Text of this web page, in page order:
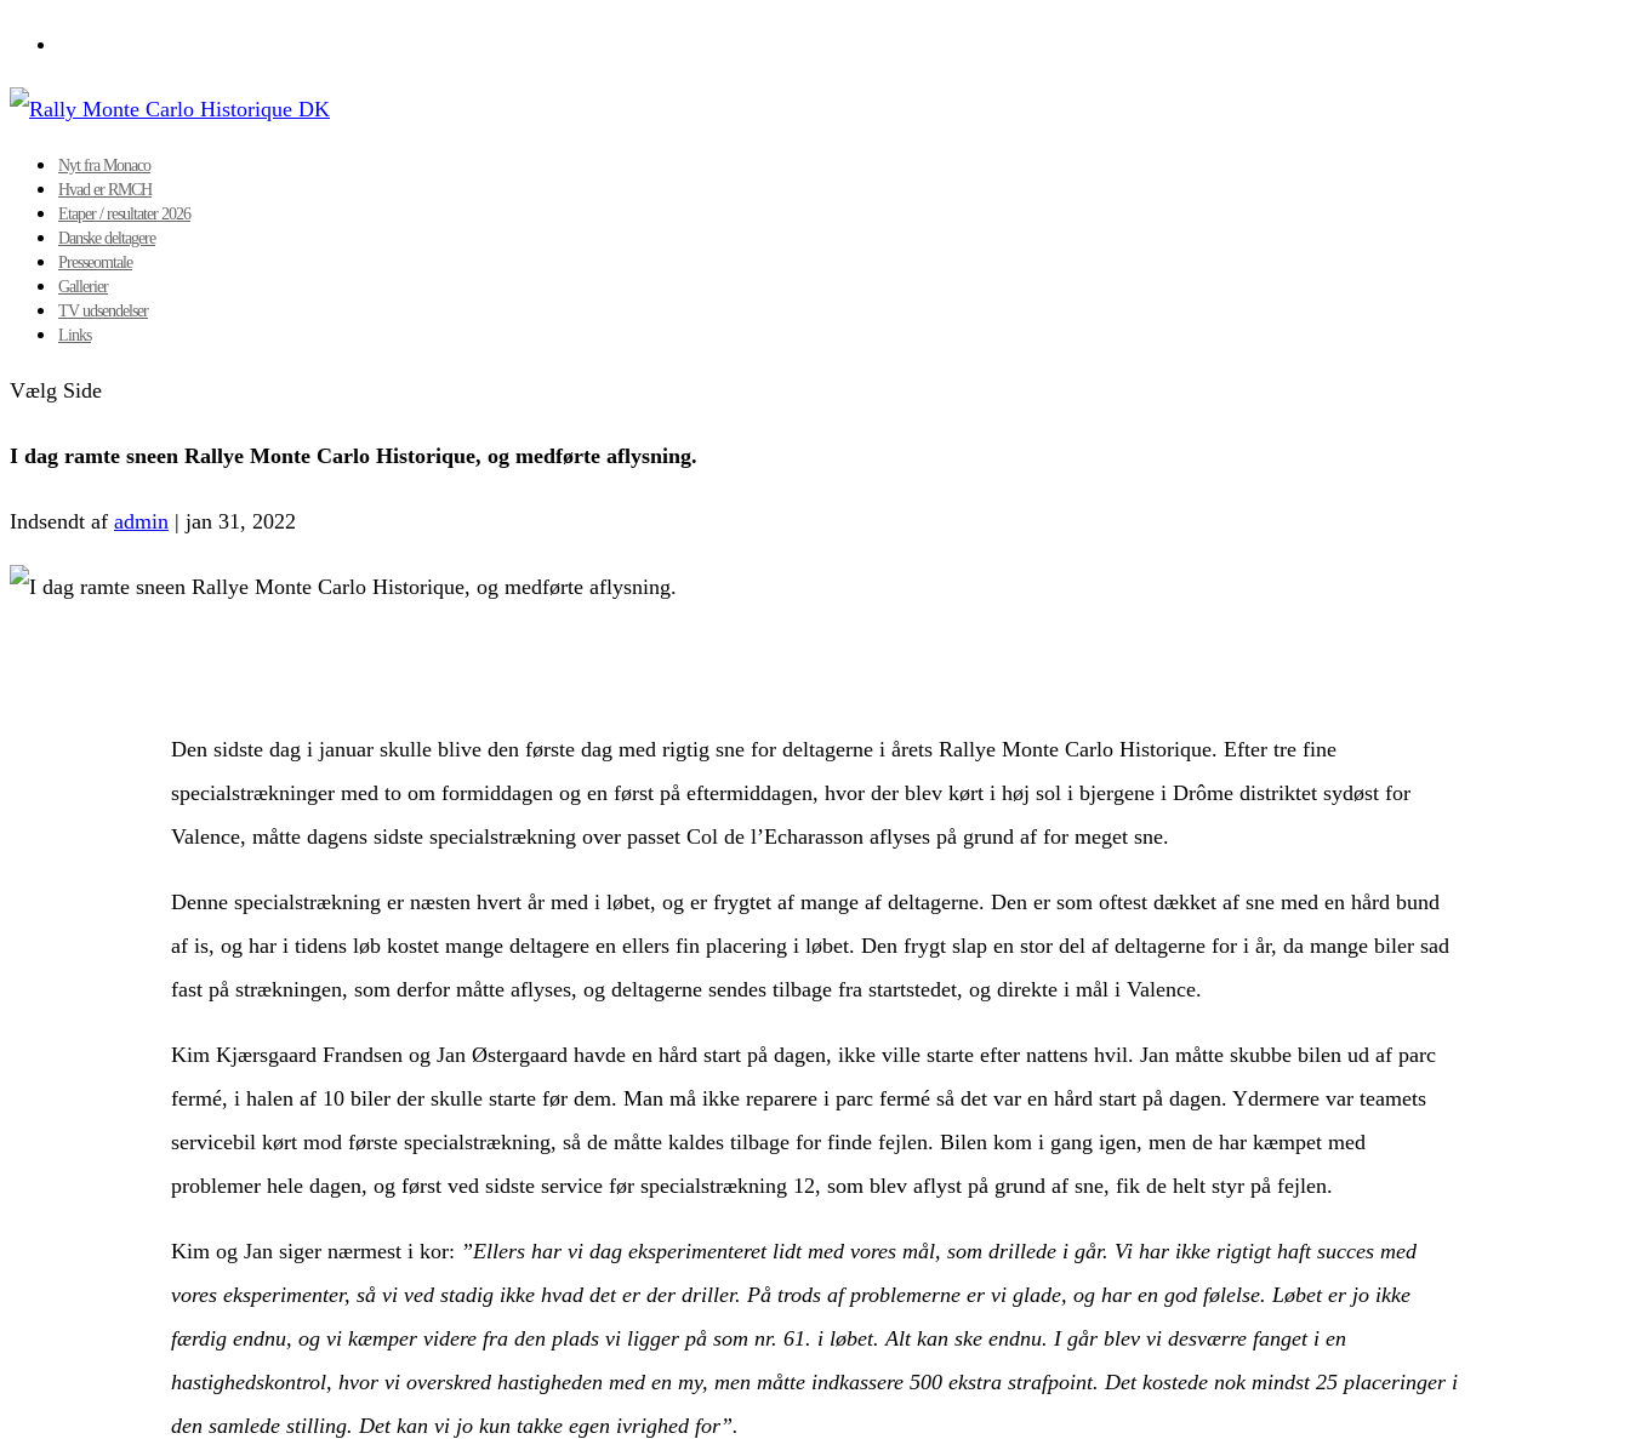
Nyt fra Monaco
Hvad er RMCH
Etaper / resultater 2026
Danske deltagere
Presseomtale
Gallerier
TV udsendelser
Links
Vælg Side
I dag ramte sneen Rallye Monte Carlo Historique, og medførte aflysning.
Indsendt af admin | jan 31, 2022
Den sidste dag i januar skulle blive den første dag med rigtig sne for deltagerne i årets Rallye Monte Carlo Historique. Efter tre fine
specialstrækninger med to om formiddagen og en først på eftermiddagen, hvor der blev kørt i høj sol i bjergene i Drôme distriktet sydøst for
Valence, måtte dagens sidste specialstrækning over passet Col de l’Echarasson aflyses på grund af for meget sne.
Denne specialstrækning er næsten hvert år med i løbet, og er frygtet af mange af deltagerne. Den er som oftest dækket af sne med en hård bund
af is, og har i tidens løb kostet mange deltagere en ellers fin placering i løbet. Den frygt slap en stor del af deltagerne for i år, da mange biler sad
fast på strækningen, som derfor måtte aflyses, og deltagerne sendes tilbage fra startstedet, og direkte i mål i Valence.
Kim Kjærsgaard Frandsen og Jan Østergaard havde en hård start på dagen, ikke ville starte efter nattens hvil. Jan måtte skubbe bilen ud af parc
fermé, i halen af 10 biler der skulle starte før dem. Man må ikke reparere i parc fermé så det var en hård start på dagen. Ydermere var teamets
servicebil kørt mod første specialstrækning, så de måtte kaldes tilbage for finde fejlen. Bilen kom i gang igen, men de har kæmpet med
problemer hele dagen, og først ved sidste service før specialstrækning 12, som blev aflyst på grund af sne, fik de helt styr på fejlen.
Kim og Jan siger nærmest i kor: ”Ellers har vi dag eksperimenteret lidt med vores mål, som drillede i går. Vi har ikke rigtigt haft succes med
vores eksperimenter, så vi ved stadig ikke hvad det er der driller. På trods af problemerne er vi glade, og har en god følelse. Løbet er jo ikke
færdig endnu, og vi kæmper videre fra den plads vi ligger på som nr. 61. i løbet. Alt kan ske endnu. I går blev vi desværre fanget i en
hastighedskontrol, hvor vi overskred hastigheden med en my, men måtte indkassere 500 ekstra strafpoint. Det kostede nok mindst 25 placeringer i
den samlede stilling. Det kan vi jo kun takke egen ivrighed for”.